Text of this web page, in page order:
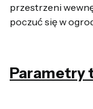
przestrzeni
poczuć się w
Parametry